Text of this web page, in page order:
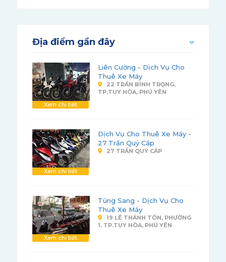
Địa điểm gần đây
Xem chi tiết
Liên Cường - Dịch Vụ Cho
Thuê Xe Máy
22 TRẦN BÌNH TRỌNG,
TP,TUY HÒA, PHÚ YÊN
Xem chi tiết
Dịch Vụ Cho Thuê Xe Máy -
27 Trần Quý Cáp
27 TRẦN QUÝ CÁP
Xem chi tiết
Tùng Sang - Dịch Vụ Cho
Thuê Xe Máy
19 LÊ THÁNH TÔN, PHƯỜNG
1, TP.TUY HÒA, PHÚ YÊN